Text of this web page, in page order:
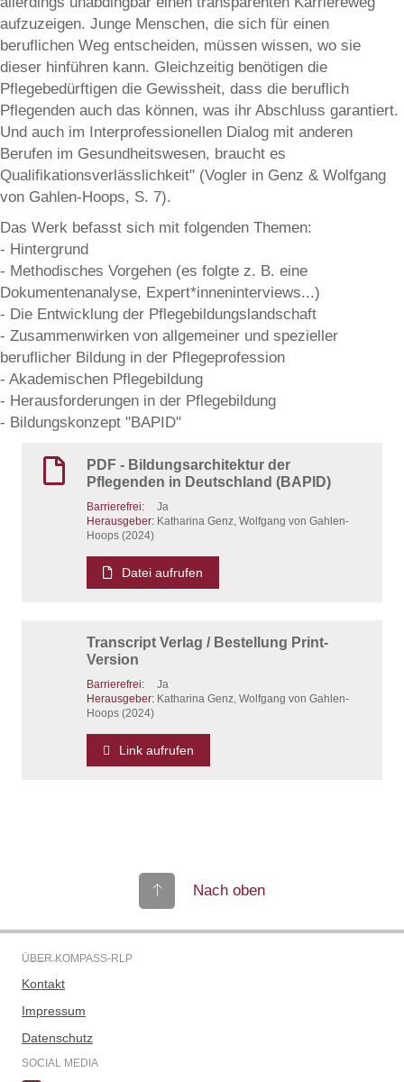
aufzuzeigen. Junge Menschen, die sich für einen
beruflichen Weg entscheiden, müssen wissen, wo sie
dieser hinführen kann. Gleichzeitig benötigen die
Pflegebedürftigen die Gewissheit, dass die beruflich
Pflegenden auch das können, was ihr Abschluss garantiert.
Und auch im Interprofessionellen Dialog mit anderen
Berufen im Gesundheitswesen, braucht es
Qualifikationsverlässlichkeit" (Vogler in Genz & Wolfgang
von Gahlen-Hoops, S. 7).
Das Werk befasst sich mit folgenden Themen:
- Hintergrund
- Methodisches Vorgehen (es folgte z. B. eine
Dokumentenanalyse, Expert*inneninterviews...)
- Die Entwicklung der Pflegebildungslandschaft
- Zusammenwirken von allgemeiner und spezieller
beruflicher Bildung in der Pflegeprofession
- Akademischen Pflegebildung
- Herausforderungen in der Pflegebildung
- Bildungskonzept "BAPID"
PDF - Bildungsarchitektur der
Pflegenden in Deutschland (BAPID)
Barrierefrei:
Ja
Herausgeber: Katharina Genz, Wolfgang von Gahlen-
Hoops (2024)
Datei aufrufen
Transcript Verlag / Bestellung Print-
Version
Barrierefrei:
Ja
Herausgeber: Katharina Genz, Wolfgang von Gahlen-
Hoops (2024)
Link aufrufen
Nach oben
ÜBER KOMPASS-RLP
Kontakt
Impressum
Datenschutz
SOCIAL MEDIA